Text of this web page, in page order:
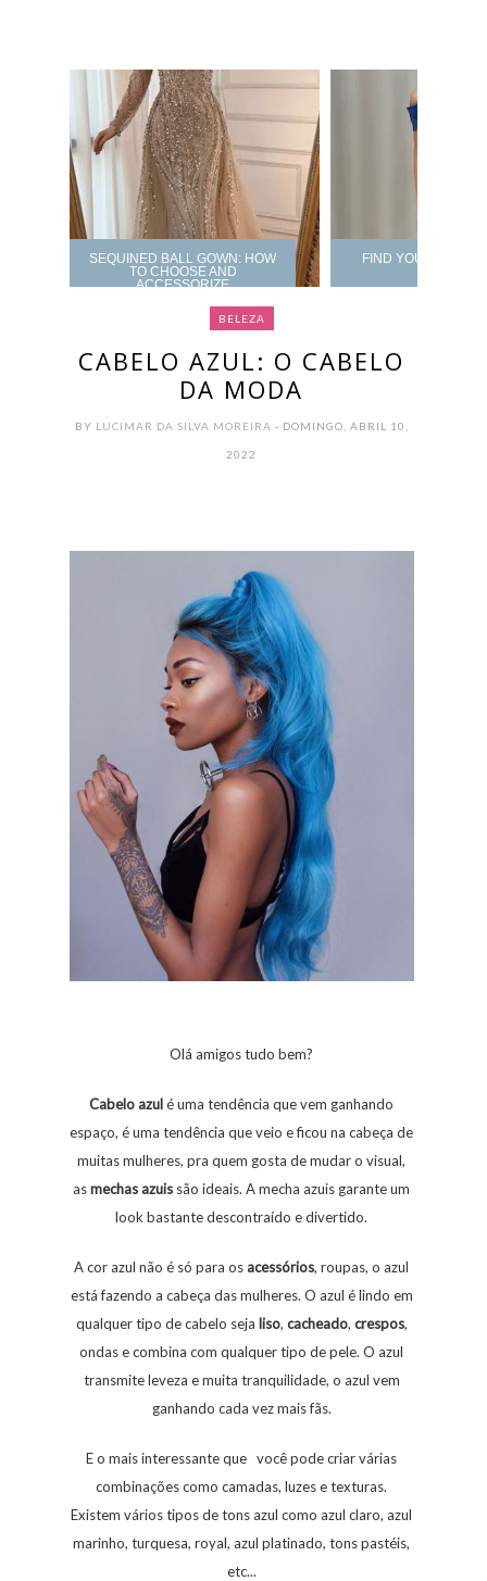
SEQUINED BALL GOWN: HOW
TO CHOOSE AND
ACCESSORIZE
FIND YOUR PROM
BELEZA
CABELO AZUL: O CABELO
DA MODA
BY LUCIMAR DA SILVA MOREIRA - DOMINGO, ABRIL 10,
2022
Olá amigos tudo bem?
Cabelo azulé uma tendência que vem ganhando
espaço, é uma tendência que veio e ficou na cabeça de
muitas mulheres, pra quem gosta de mudar o visual,
asmechas azuis são ideais. A mecha azuis garante um
look bastante descontraído e divertido.
A cor azul não é só para os acessórios, roupas, o azul
está fazendo a cabeça das mulheres. O azul é lindo em
qualquer tipo de cabelo seja liso, cacheado, crespos,
ondas e combina com qualquer tipo de pele. O azul
transmite leveza e muita tranquilidade, o azul vem
ganhando cada vez mais fãs.
E o mais interessante que você pode criar várias
combinações como camadas, luzes e texturas.
Existem vários tipos de tons azul como azul claro, azul
marinho, turquesa, royal, azul platinado, tons pastéis,
etc...